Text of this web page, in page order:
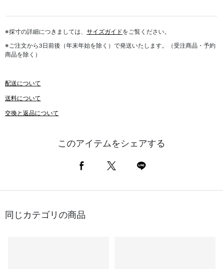
※採寸の詳細につきましては、 サイズガイドをご覧ください。
※ご注文から3日前後（年末年始を除く）で発送いたします。（受注商品・予約
商品を除く）
配送について
送料について
交換と返品について
このアイテムをシェアする
同じカテゴリの商品